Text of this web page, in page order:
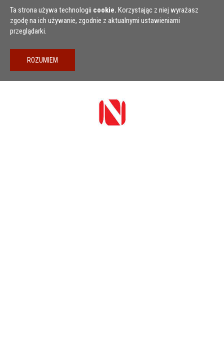
Przejdź do treści
Ta strona używa technologii cookie. Korzystając z niej wyrażasz
zgodę na ich używanie, zgodnie z aktualnymi ustawieniami
przeglądarki.